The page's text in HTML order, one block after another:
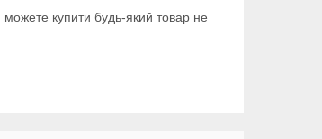
можете купити будь-який товар не